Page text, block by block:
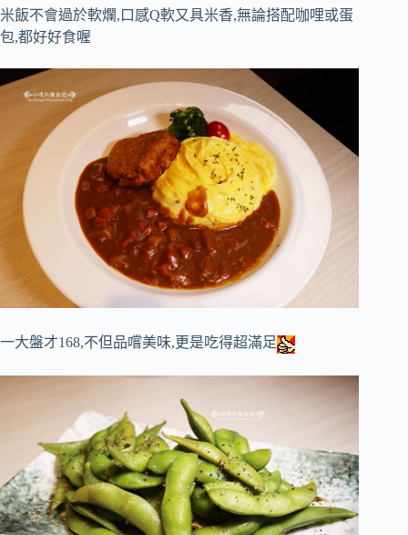
米飯不會過於軟爛,口感Q軟又具米香,無論搭配咖哩或蛋
包,都好好食喔
一大盤才168,不但品嚐美味,更是吃得超滿足